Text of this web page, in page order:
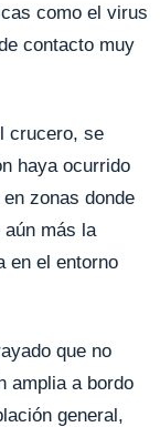
como el virus
contacto muy
crucero, se
haya ocurrido
zonas donde
más la
en el entorno
que no
amplia a bordo
general,